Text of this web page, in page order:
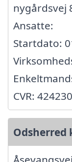
nygårdsvej
Ansatte:
Startdato:
CVR: